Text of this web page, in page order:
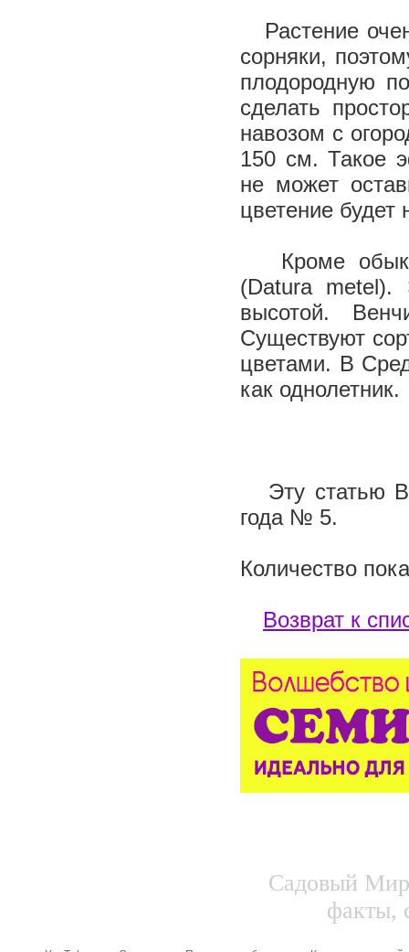
Растение
сорняки,
плодородную
сделать
навозом с
150 см. Такое
не может
цветение
Кроме
(Datura metel).
высотой.
Существуют
цветами. В
как однолетник.
Эту статью
года № 5.
Количество
Возврат к
Садовый
факты,